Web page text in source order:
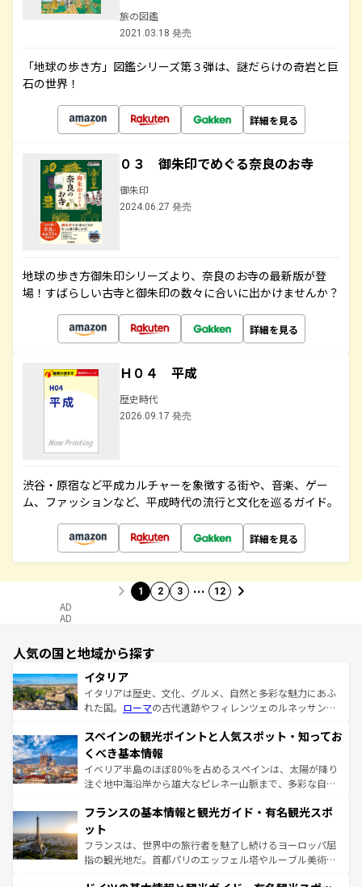
旅の図鑑
2021.03.18 発売
「地球の歩き方」図鑑シリーズ第３弾は、謎だらけの奇岩と巨
石の世界！
詳細を見る
０３ 御朱印でめぐる奈良のお寺
御朱印
2024.06.27 発売
地球の歩き方御朱印シリーズより、奈良のお寺の最新版が登
場！すばらしい古寺と御朱印の数々に合いに出かけませんか？
詳細を見る
Ｈ０４ 平成
歴史時代
2026.09.17 発売
渋谷・原宿など平成カルチャーを象徴する街や、音楽、ゲー
ム、ファッションなど、平成時代の流行と文化を巡るガイド。
詳細を見る
1 2 3 … 12
AD
AD
人気の国と地域から探す
イタリア
イタリアは歴史、文化、グルメ、自然と多彩な魅力にあふ
れた国。 ローマの古代遺跡やフィレンツェのルネッサンス
ろん、トスカーナの美しい田園風景やアマルフィ海岸の絶
景など、自然景観も見逃せない。観光の合間には、本場の
ピザやパスタなど、絶品のイタリア料理を堪能することも
できる。朝目覚めてから夜眠るまで、すべての瞬間を楽し
なお、新着のイタリア情報はコンテンツ一覧を参照してほ
しい。
スペインの観光ポイントと人気スポット・知ってお
くべき基本情報
イベリア半島のほぼ80％を占めるスペインは、太陽が降り
注ぐ地中海沿岸から雄大なピレネー山脈まで、多彩な自然
文化が根付くこの国では、情熱的なフラメンコ、熱気あふ
れる闘牛、そして美味しいタパスが生活の一部となってい
る。首都マドリードの洗練された雰囲気や、バルセロナの
アートに溢れた街角から、地方では古代ローマ遺跡や中世
フランスの基本情報と観光ガイド・有名観光スポ
ット
フランスは、世界中の旅行者を魅了し続けるヨーロッパ屈
指の観光地だ。首都パリのエッフェル塔やルーブル美術館